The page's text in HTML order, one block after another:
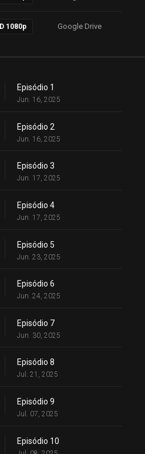
1080p Google Drive
Episódio 1
Jun. 16, 2025
Episódio 2
Jun. 16, 2025
Episódio 3
Jun. 17, 2025
Episódio 4
Jun. 17, 2025
Episódio 5
Jun. 23, 2025
Episódio 6
Jun. 24, 2025
Episódio 7
Jun. 30, 2025
Episódio 8
Jul. 21, 2025
Episódio 9
Jul. 07, 2025
Episódio 10